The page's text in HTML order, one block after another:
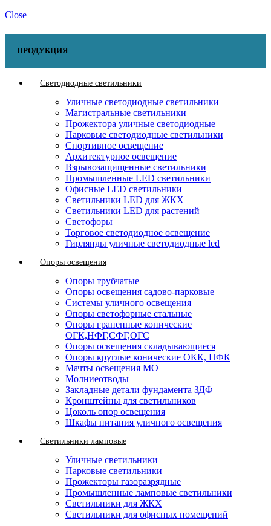
Close
ПРОДУКЦИЯ
Светодиодные светильники
Уличные светодиодные светильники
Магистральные светильники
Прожектора уличные светодиодные
Парковые светодиодные светильники
Спортивное освещение
Архитектурное освещение
Взрывозащищенные светильники
Промышленные LED светильники
Офисные LED светильники
Cветильники LED для ЖКХ
Светильники LED для растений
Светофоры
Торговое светодиодное освещение
Гирлянды уличные светодиодные led
Опоры освещения
Опоры трубчатые
Опоры освещения садово-парковые
Системы уличного освещения
Опоры светофорные стальные
Опоры граненные конические
ОГК,НФГ,СФГ,ОГС
Опоры освещения складывающиеся
Опоры круглые конические ОКК, НФК
Мачты освещения МО
Молниеотводы
Закладные детали фундамента ЗДФ
Кронштейны для светильников
Цоколь опор освещения
Шкафы питания уличного освещения
Светильники ламповые
Уличные светильники
Парковые светильники
Прожекторы газоразрядные
Промышленные ламповые светильники
Светильники для ЖКХ
Светильники для офисных помещений